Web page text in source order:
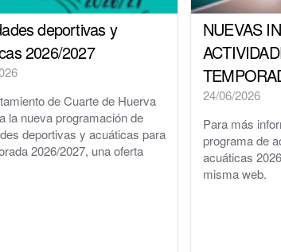
Voluntarios
deportivas y
2026/2027
de Cuarte de Huerva
la nueva programación de
deportivas y acuáticas para
2026/2027, una oferta
NUEVAS
24/06/2026
Para más
programa de
acuáticas
misma web.